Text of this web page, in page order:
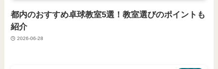
都内のおすすめ卓球教室5選！教室選びのポイントも
紹介
2026-06-28